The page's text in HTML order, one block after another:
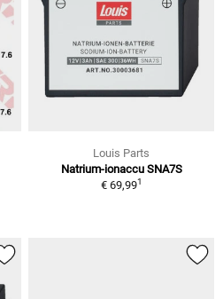
Louis Parts
Natrium-ionaccu SNA7S
€ 69,991